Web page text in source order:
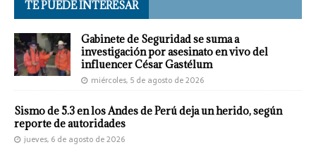
TE PUEDE INTERESAR
Gabinete de Seguridad se suma a
investigación por asesinato en vivo del
influencer César Gastélum
miércoles, 5 de agosto de 2026
Sismo de 5.3 en los Andes de Perú deja un herido, según
reporte de autoridades
jueves, 6 de agosto de 2026